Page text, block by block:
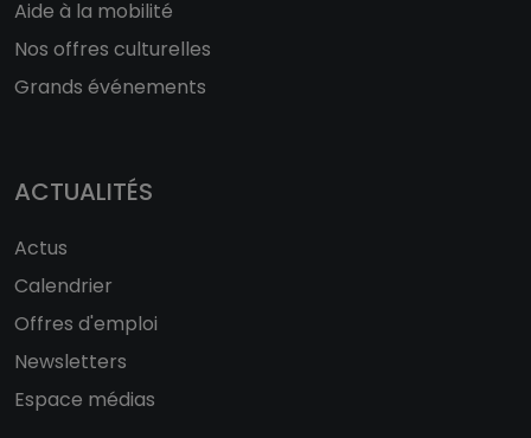
Aide à la mobilité
Nos offres culturelles
Grands événements
ACTUALITÉS
Actus
Calendrier
Offres d'emploi
Newsletters
Espace médias